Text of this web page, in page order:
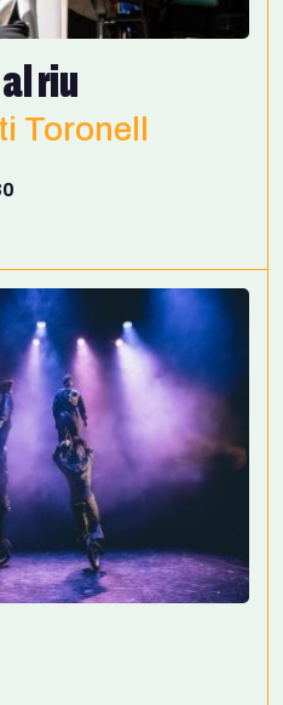
riu
Toronell